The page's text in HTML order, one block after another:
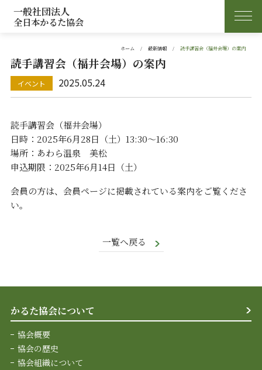
一般社団法人
全日本かるた協会
ホーム 最新情報 読手講習会（福井会場）の案内
読手講習会（福井会場）の案内
2025.05.24
読手講習会（福井会場）
日時：2025年6月28日（土）13:30～16:30
場所：あわら温泉 美松
申込期限：2025年6月14日（土）
会員の方は、会員ページに掲載されている案内をご覧くださ
い。
一覧へ戻る
かるた協会について
協会概要
協会の歴史
協会組織について